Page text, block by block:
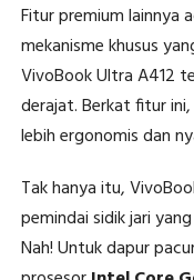
Fitur premium lainnya
mekanisme khusus
VivoBook Ultra A412
derajat. Berkat fitur
lebih ergonomis dan
Tak hanya itu,
pemindai sidik jari
Nah! Untuk dapur